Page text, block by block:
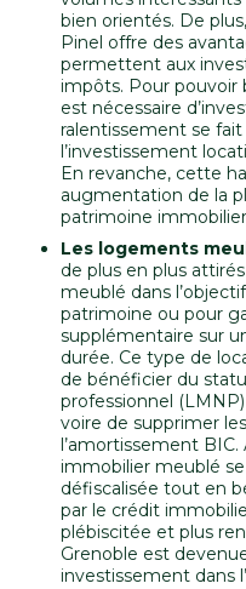
bien orientés. De
Pinel offre des
permettent aux
impôts. Pour pouvoir
est nécessaire
ralentissement se
l’investissement
En revanche, cette
augmentation de la
patrimoine
Les logements
de plus en plus
meublé dans
patrimoine ou pour
supplémentaire sur
durée. Ce type de
de bénéficier du
professionnel
voire de supprimer
l’amortissement BIC.
immobilier meublé
défiscalisée tout en
par le crédit
plébiscitée et plus
Grenoble est
investissement dans